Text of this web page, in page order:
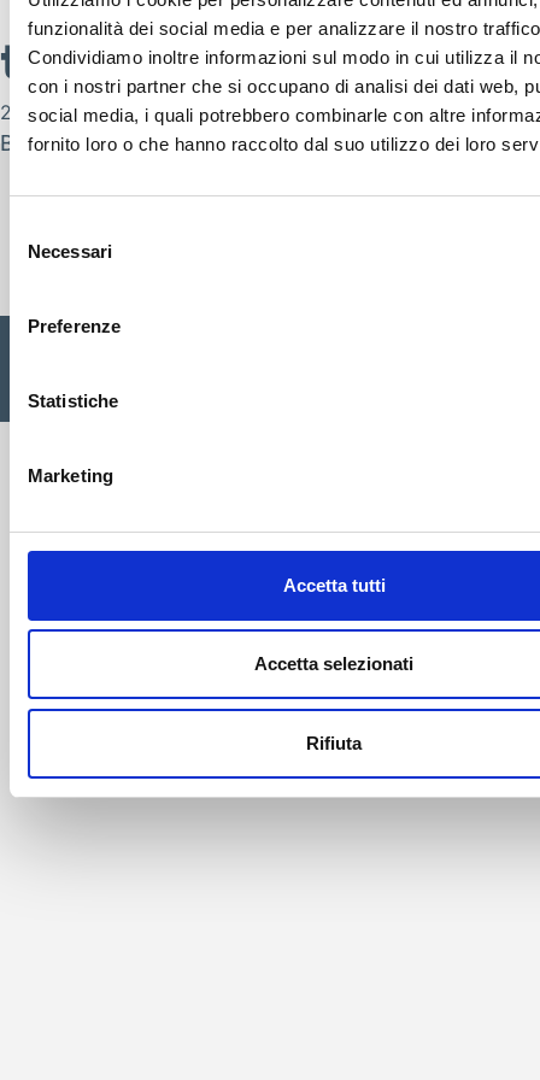
funzionalità dei social media e per analizzare il nostro
Condividiamo inoltre informazioni sul modo in cui utilizza il
con i nostri partner che si occupano di analisi dei dati web,
social media, i quali potrebbero combinarle con altre
fornito loro o che hanno raccolto dal suo utilizzo dei loro
delNecessari
Preferenze
Statistiche
Marketing
Accetta tutti
Accetta selezionati
Rifiuta
tennis-padel
26 Maggio 2023
Bynicola.zambotti
SEGUICI SU
€ 28.353.142,00 I.V. |